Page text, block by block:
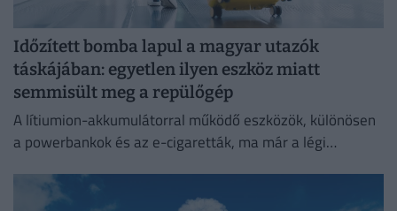
Időzített bomba lapul a magyar utazók
táskájában: egyetlen ilyen eszköz miatt
semmisült meg a repülőgép
A lítiumion-akkumulátorral működő eszközök, különösen
a powerbankok és az e-cigaretták, ma már a légi
jelentik.